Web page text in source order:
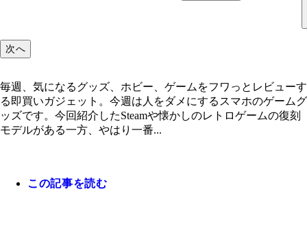
次へ
毎週、気になるグッズ、ホビー、ゲームをフワっとレビューす
る即買いガジェット。今週は人をダメにするスマホのゲームグ
ッズです。今回紹介したSteamや懐かしのレトロゲームの復刻
モデルがある一方、やはり一番...
この記事を読む